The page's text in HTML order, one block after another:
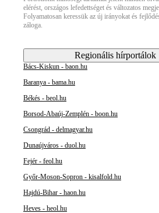
elérést, országos lefedettséget és változatos
Folyamatosan keressük az új irányokat és
záloga.
Regionális hírportálok
Bács-Kiskun - baon.hu
Baranya - bama.hu
Békés - beol.hu
Borsod-Abaúj-Zemplén - boon.hu
Csongrád - delmagyar.hu
Dunaújváros - duol.hu
Fejér - feol.hu
Győr-Moson-Sopron - kisalfold.hu
Hajdú-Bihar - haon.hu
Heves - heol.hu